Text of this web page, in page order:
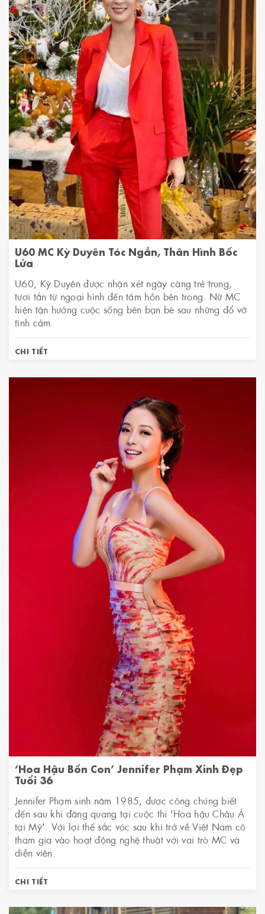
U60 MC Kỳ Duyên Tóc Ngắn, Thân Hình Bốc
Lửa
U60, Kỳ Duyên được nhận xét ngày càng trẻ trung,
tươi tắn từ ngoại hình đến tâm hồn bên trong. Nữ MC
hiện tận hưởng cuộc sống bên bạn bè sau những đổ vỡ
tình cảm.
CHI TIẾT
‘Hoa Hậu Bốn Con’ Jennifer Phạm Xinh Đẹp
Tuổi 36
Jennifer Phạm sinh năm 1985, được công chúng biết
đến sau khi đăng quang tại cuộc thi 'Hoa hậu Châu Á
tại Mỹ'. Với lợi thế sắc vóc sau khi trở về Việt Nam cô
tham gia vào hoạt động nghệ thuật với vai trò MC và
diễn viên.
CHI TIẾT